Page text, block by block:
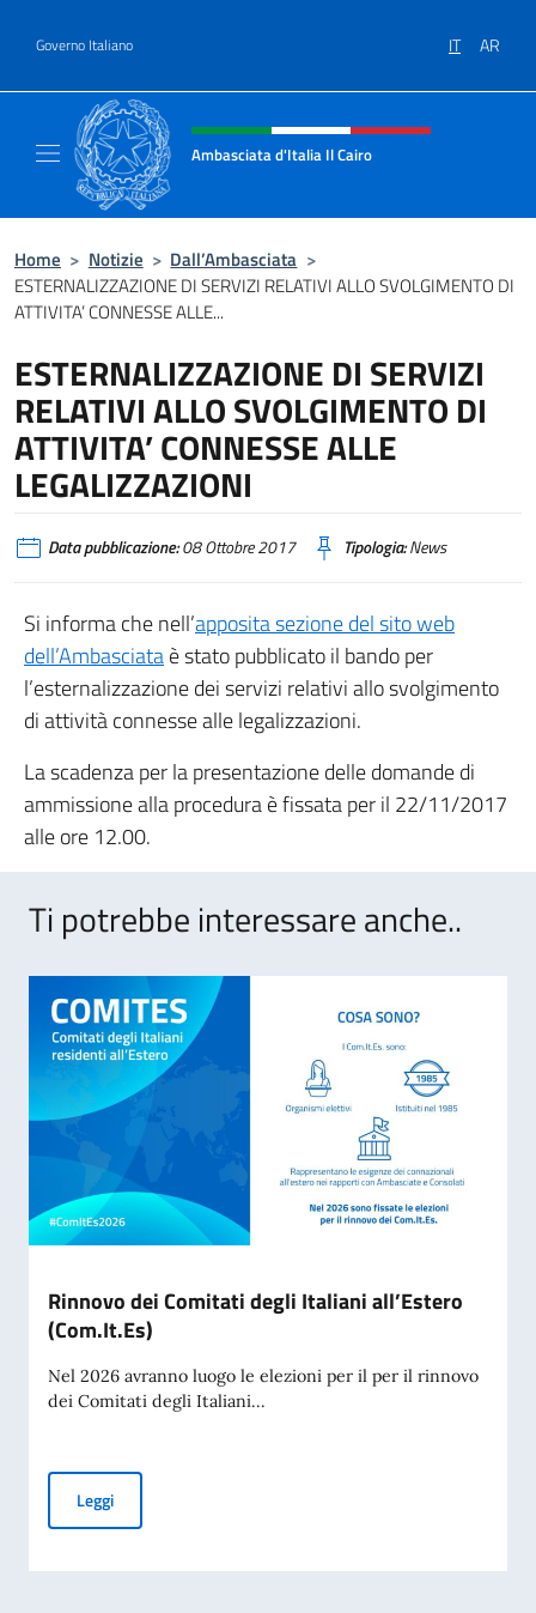
Governo Italiano IT AR
Intestazione sito, social e menù
Ambasciata d'Italia Il Cairo
Home > Notizie > Dall’Ambasciata >
ESTERNALIZZAZIONE DI SERVIZI RELATIVI ALLO SVOLGIMENTO DI
ATTIVITA’ CONNESSE ALLE...
ESTERNALIZZAZIONE DI SERVIZI
RELATIVI ALLO SVOLGIMENTO DI
ATTIVITA’ CONNESSE ALLE
LEGALIZZAZIONI
Data pubblicazione:08 Ottobre 2017 Tipologia:News
Si informa che nell’apposita sezione del sito web
dell’Ambasciataè stato pubblicato il bando per
l’esternalizzazione dei servizi relativi allo svolgimento
di attività connesse alle legalizzazioni.
La scadenza per la presentazione delle domande di
ammissione alla procedura è fissata per il 22/11/2017
alle ore 12.00.
Ti potrebbe interessare anche..
Rinnovo dei Comitati degli Italiani all’Estero
(Com.It.Es)
Nel 2026 avranno luogo le elezioni per il per il rinnovo
dei Comitati degli Italiani...
LeggiRinnovo dei Comitati degli Italiani all’Estero (Com.It.Es)